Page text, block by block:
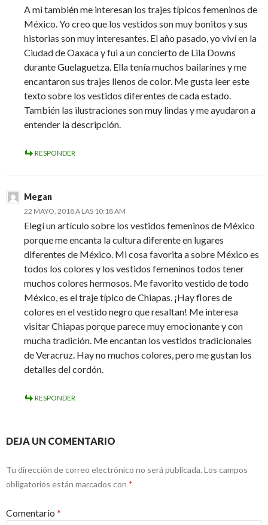
A mi también me interesan los trajes típicos femeninos de
México. Yo creo que los vestidos son muy bonitos y sus
historias son muy interesantes. El año pasado, yo viví en la
Ciudad de Oaxaca y fui a un concierto de Lila Downs
durante Guelaguetza. Ella tenía muchos bailarines y me
encantaron sus trajes llenos de color. Me gusta leer este
texto sobre los vestidos diferentes de cada estado.
También las ilustraciones son muy lindas y me ayudaron a
entender la descripción.
RESPONDER
Megan
22 MAYO, 2018 A LAS 10:18 AM
Elegí un artículo sobre los vestidos femeninos de México
porque me encanta la cultura diferente en lugares
diferentes de México. Mi cosa favorita a sobre México es
todos los colores y los vestidos femeninos todos tener
muchos colores hermosos. Me favorito vestido de todo
México, es el traje típico de Chiapas. ¡Hay flores de
colores en el vestido negro que resaltan! Me interesa
visitar Chiapas porque parece muy emocionante y con
mucha tradición. Me encantan los vestidos tradicionales
de Veracruz. Hay no muchos colores, pero me gustan los
detalles del cordón.
RESPONDER
DEJA UN COMENTARIO
Tu dirección de correo electrónico no será publicada. Los campos
obligatorios están marcados con *
Comentario *